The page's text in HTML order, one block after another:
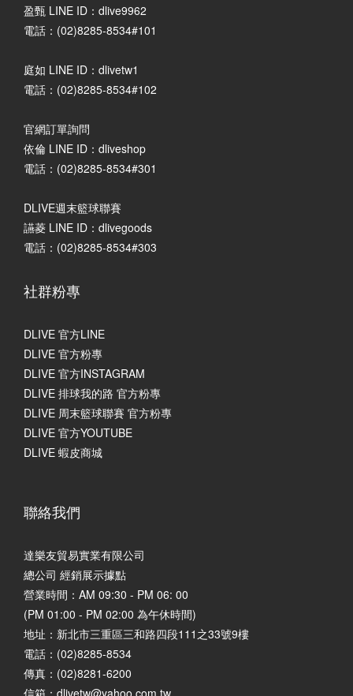
盈甄 LINE ID：dlive9962
電話：(02)8285-8534#101
庭如 LINE ID：dlivetw1
電話：(02)8285-8534#102
官網訂單詢問
依倫 LINE ID：dliveshop
電話：(02)8285-8534#301
DLIVE週末籃球聯賽
讌菱 LINE ID：dlivegoods
電話：(02)8285-8534#303
社群粉專
DLIVE 官方LINE
DLIVE 官方粉專
DLIVE 官方INSTAGRAM
DLIVE 排球我的路 官方粉專
DLIVE 周末籃球聯賽 官方粉專
DLIVE 官方YOUTUBE
DLIVE 蝦皮商城
聯絡我們
達樂友貿易實業有限公司
總公司 經銷展示據點
營業時間：AM 09:30 - PM 06: 00
(PM 01:00 - PM 02:00 為午休時間)
地址： 新北市三重區三和路四段111之33號9樓
電話：(02)8285-8534
傳真：(02)8281-6200
信箱：dlivetw@yahoo.com.tw